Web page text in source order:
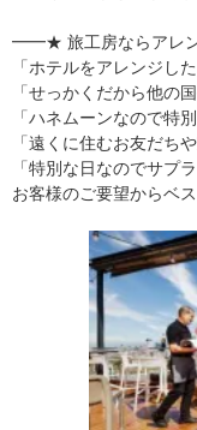
━━★ 旅工房ならアレ
「ホテルをアレンジした
「せっかくだから他の
「ハネムーンなので特
「遠くに住むお友だち
「特別な日なのでサプ
お客様のご要望からベ